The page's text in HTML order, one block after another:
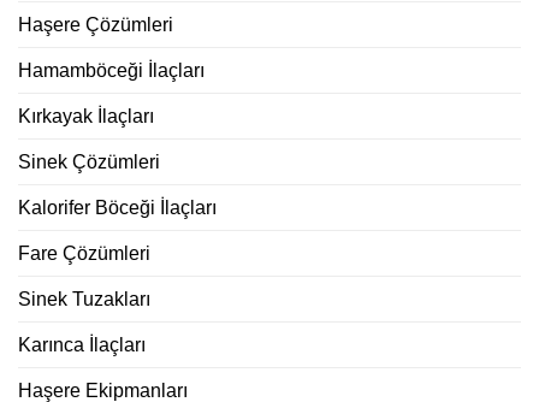
Haşere Çözümleri
Hamamböceği İlaçları
Kırkayak İlaçları
Sinek Çözümleri
Kalorifer Böceği İlaçları
Fare Çözümleri
Sinek Tuzakları
Karınca İlaçları
Haşere Ekipmanları